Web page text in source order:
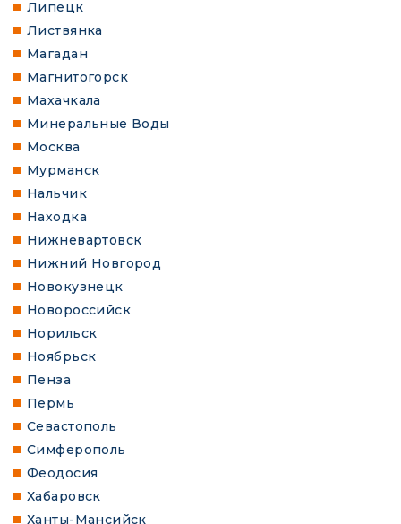
Липецк
Листвянка
Магадан
Магнитогорск
Махачкала
Минеральные Воды
Москва
Мурманск
Нальчик
Находка
Нижневартовск
Нижний Новгород
Новокузнецк
Новороссийск
Норильск
Ноябрьск
Пенза
Пермь
Севастополь
Симферополь
Феодосия
Хабаровск
Ханты-Мансийск